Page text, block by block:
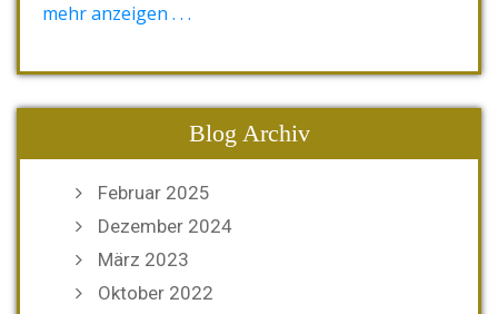
mehr anzeigen . . .
Blog Archiv
Februar 2025
Dezember 2024
März 2023
Oktober 2022